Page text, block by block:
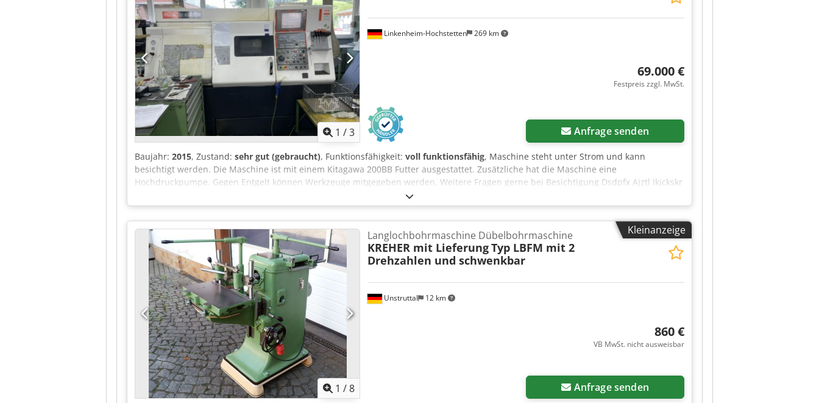
1 /3
Linkenheim-Hochstetten 269 km
69.000 €
Festpreis zzgl. MwSt.
Anfrage senden
Baujahr: 2015, Zustand: sehr gut (gebraucht), Funktionsfähigkeit: voll funktionsfähig, Maschine steht unter Strom und kann
besichtigt werden. Die Maschine ist mit einem Kitagawa 200BB Futter ausgestattet. Zusätzliche hat die Maschine eine
Hochdruckpumpe. Gegen Entgelt können Werkzeuge mitgegeben werden. Weitere Fragen gerne bei Besichtigung Dsdpfx Ajztl Ikjckskr
Kleinanzeige
1 /8
Unstruttal 12 km
Langlochbohrmaschine Dübelbohrmaschine
KREHER mit LieferungTyp LBFM mit 2
Drehzahlen und schwenkbar
860 €
VB MwSt. nicht ausweisbar
Anfrage senden